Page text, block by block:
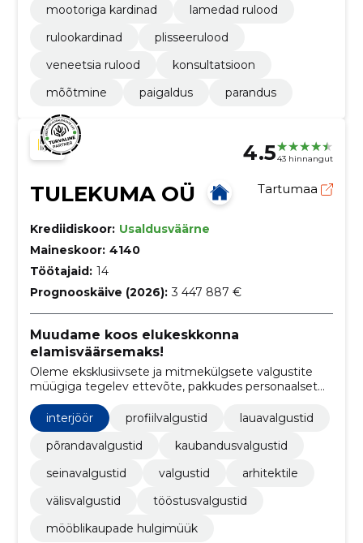
mootoriga kardinad
lamedad rulood
rulookardinad
plisseerulood
veneetsia rulood
konsultatsioon
mõõtmine
paigaldus parandus
4.543 hinnangut
TULEKUMA OÜ Tartumaa
Krediidiskoor: Usaldusväärne
Maineskoor: 4140
Töötajaid: 14
Prognooskäive (2026): 3 447 887 €
Muudame koos elukeskkonna
elamisväärsemaks!
Oleme eksklusiivsete ja mitmekülgsete valgustite
müügiga tegelev ettevõte, pakkudes personaalset
lähenemist iga kliendi vajadustele.
interjöör
profiilvalgustid
lauavalgustid
põrandavalgustid
kaubandusvalgustid
seinavalgustid
valgustid
arhitektile
välisvalgustid
tööstusvalgustid
mööblikaupade hulgimüük